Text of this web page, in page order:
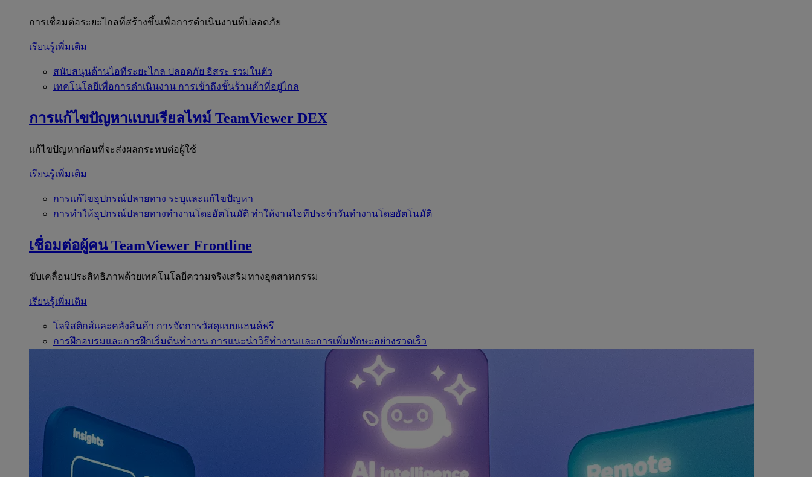
การเชื่อมต่อระยะไกลที่สร้างขึ้นเพื่อการดำเนินงานที่ปลอดภัย
เรียนรู้เพิ่มเติม
สนับสนุนด้านไอทีระยะไกล ปลอดภัย อิสระ รวมในตัว
เทคโนโลยีเพื่อการดำเนินงาน การเข้าถึงชั้นร้านค้าที่อยู่ไกล
การแก้ไขปัญหาแบบเรียลไทม์ TeamViewer DEX
แก้ไขปัญหาก่อนที่จะส่งผลกระทบต่อผู้ใช้
เรียนรู้เพิ่มเติม
การแก้ไขอุปกรณ์ปลายทาง ระบุและแก้ไขปัญหา
การทำให้อุปกรณ์ปลายทางทำงานโดยอัตโนมัติ ทำให้งานไอทีประจำวันทำงานโดยอัตโนมัติ
เชื่อมต่อผู้คน TeamViewer Frontline
ขับเคลื่อนประสิทธิภาพด้วยเทคโนโลยีความจริงเสริมทางอุตสาหกรรม
เรียนรู้เพิ่มเติม
โลจิสติกส์และคลังสินค้า การจัดการวัสดุแบบแฮนด์ฟรี
การฝึกอบรมและการฝึกเริ่มต้นทำงาน การแนะนำวิธีทำงานและการเพิ่มทักษะอย่างรวดเร็ว